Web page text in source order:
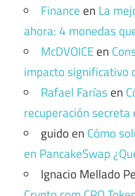
Financeen La
ahora: 4 monedas
McDVOICEen
impacto significativo
Rafael Faríasen
recuperación
guidoen Cómo
en PancakeSwap
Ignacio Mellado